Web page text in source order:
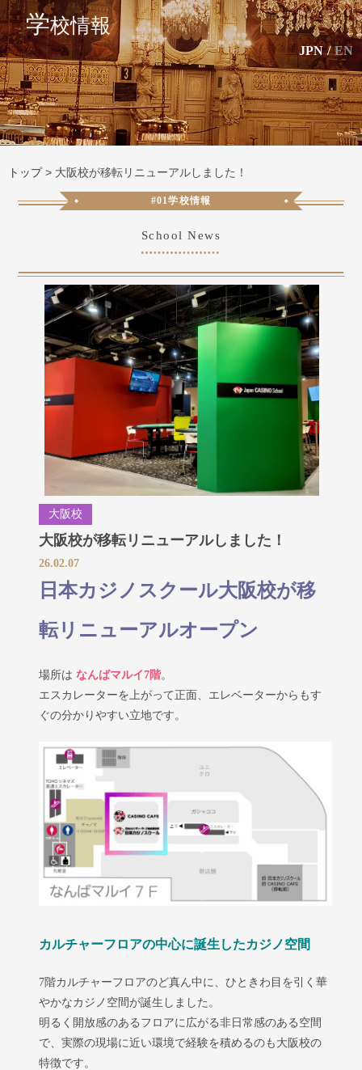
学校情報
JPN / EN
トップ> 大阪校が移転リニューアルしました！
#01学校情報
School News
大阪校
大阪校が移転リニューアルしました！
26.02.07
日本カジノスクール大阪校が移
転リニューアルオープン
場所は なんばマルイ7階。
エスカレーターを上がって正面、エレベーターからもす
ぐの分かりやすい立地です。
カルチャーフロアの中心に誕生したカジノ空間
7階カルチャーフロアのど真ん中に、ひときわ目を引く華
やかなカジノ空間が誕生しました。
明るく開放感のあるフロアに広がる非日常感のある空間
で、実際の現場に近い環境で経験を積めるのも大阪校の
特徴です。